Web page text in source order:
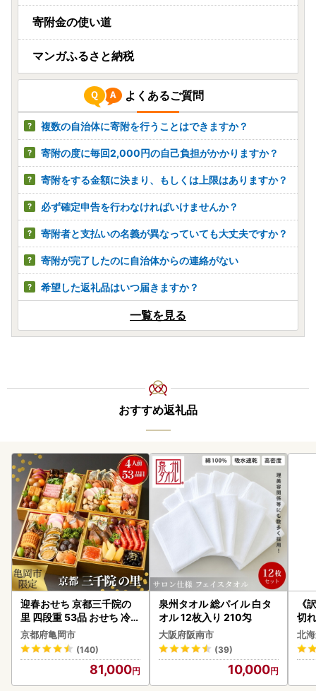
寄附金の使い道
マンガふるさと納税
よくあるご質問
複数の自治体に寄附を行うことはできますか？
寄附の度に毎回2,000円の自己負担がかかりますか？
寄附をする金額に決まり、もしくは上限はありますか？
必ず確定申告を行わなければいけませんか？
寄附者と支払いの名義が異なっていても大丈夫ですか？
寄附が完了したのに自治体からの連絡がない
希望した返礼品はいつ届きますか？
一覧を見る
おすすめ返礼品
迎春おせち 京都三千院の
里 四段重 53品 おせち 冷蔵
2027 先行予約
京都府亀岡市
(140)
81,000
泉州タオル 総パイル 白タ
オル 12枚入り 210匁
大阪府阪南市
(39)
10,000
《
切
0g
北